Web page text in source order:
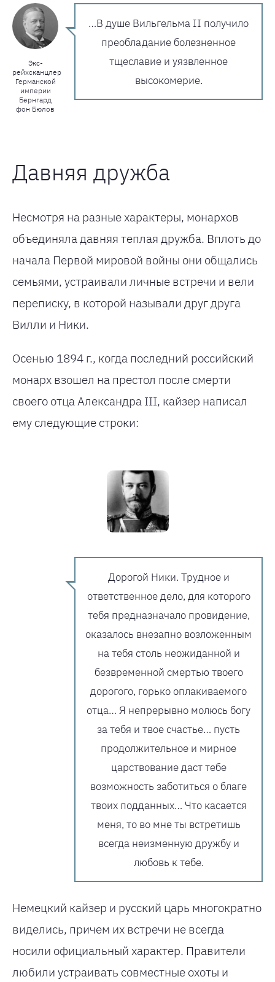
Экс-
рейхсканцлер
Германской
империи
Бернгард
фон Бюлов
…В душе Вильгельма II получило
преобладание болезненное
тщеславие и уязвленное
высокомерие.
Давняя дружба
Несмотря на разные характеры, монархов
объединяла давняя теплая дружба. Вплоть до
начала Первой мировой войны они общались
семьями, устраивали личные встречи и вели
переписку, в которой называли друг друга
Вилли и Ники.
Осенью 1894 г., когда последний российский
монарх взошел на престол после смерти
своего отца Александра III, кайзер написал
ему следующие строки:
Дорогой Ники. Трудное и
ответственное дело, для которого
тебя предназначало провидение,
оказалось внезапно возложенным
на тебя столь неожиданной и
безвременной смертью твоего
дорогого, горько оплакиваемого
отца… Я непрерывно молюсь богу
за тебя и твое счастье… пусть
продолжительное и мирное
царствование даст тебе
возможность заботиться о благе
твоих подданных… Что касается
меня, то во мне ты встретишь
всегда неизменную дружбу и
любовь к тебе.
Немецкий кайзер и русский царь многократно
виделись, причем их встречи не всегда
носили официальный характер. Правители
любили устраивать совместные охоты и